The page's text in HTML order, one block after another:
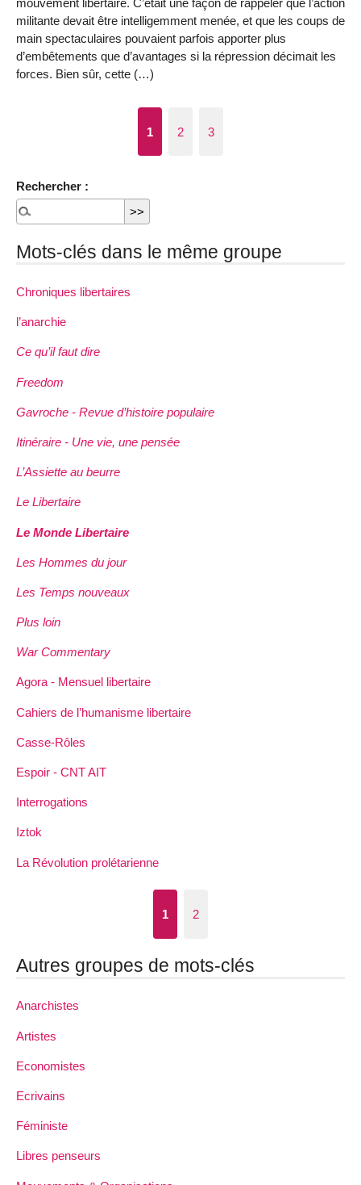
militante devait être intelligemment menée, et que les coups de
main spectaculaires pouvaient parfois apporter plus
d’embêtements que d’avantages si la répression décimait les
forces. Bien sûr, cette (…)
1 2 3
Rechercher :
Mots-clés dans le même groupe
Chroniques libertaires
l’anarchie
Ce qu’il faut dire
Freedom
Gavroche - Revue d’histoire populaire
Itinéraire - Une vie, une pensée
L’Assiette au beurre
Le Libertaire
Le Monde Libertaire
Les Hommes du jour
Les Temps nouveaux
Plus loin
War Commentary
Agora - Mensuel libertaire
Cahiers de l’humanisme libertaire
Casse-Rôles
Espoir - CNT AIT
Interrogations
Iztok
La Révolution prolétarienne
1 2
Autres groupes de mots-clés
Anarchistes
Artistes
Economistes
Ecrivains
Féministe
Libres penseurs